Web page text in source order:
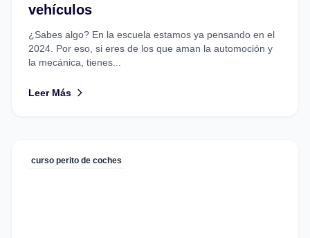
vehículos
¿Sabes algo? En la escuela estamos ya pensando en el
2024. Por eso, si eres de los que aman la automoción y
la mecánica, tienes...
Leer Más
curso perito de coches